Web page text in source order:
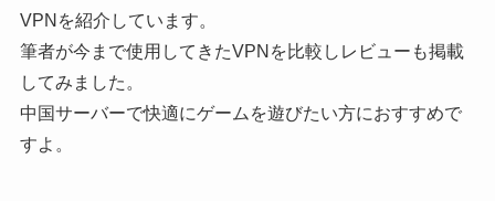
VPNを紹介しています。
筆者が今まで使用してきたVPNを比較しレビューも掲載
してみました。
中国サーバーで快適にゲームを遊びたい方におすすめで
すよ。